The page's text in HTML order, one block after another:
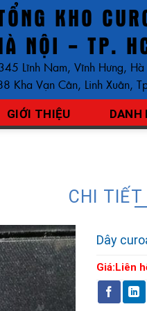
KHO
NỘI - TP.
Lĩnh Nam, Vĩnh Hưng,
Kha Vạn Cân, Linh Xuân,
GIỚI THIỆU DANH
CHI
Dây
Giá:Liên